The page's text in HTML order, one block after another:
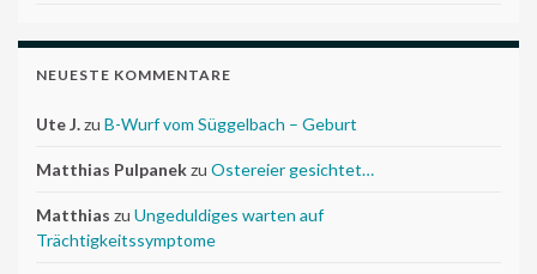
NEUESTE KOMMENTARE
Ute J.zu B-Wurf vom Süggelbach – Geburt
Matthias Pulpanekzu Ostereier gesichtet…
Matthias zu Ungeduldiges warten auf
Trächtigkeitssymptome